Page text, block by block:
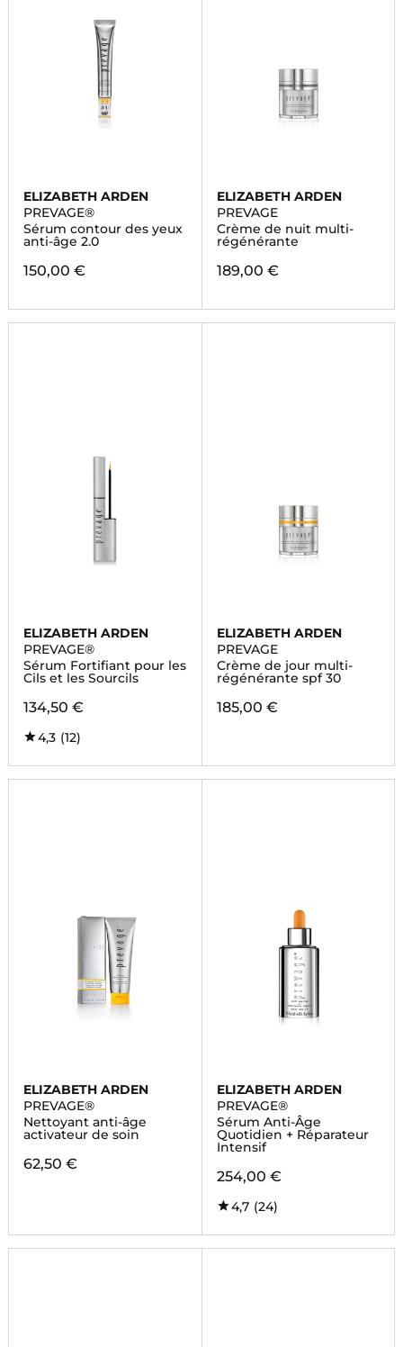
ELIZABETH ARDEN
PREVAGE®
Sérum contour des yeux
anti-âge 2.0
150,00 €
ELIZABETH ARDEN
PREVAGE
Crème de nuit multi-
régénérante
189,00 €
ELIZABETH ARDEN
PREVAGE®
Sérum Fortifiant pour les
Cils et les Sourcils
134,50 €
4,3 (12)
ELIZABETH ARDEN
PREVAGE
Crème de jour multi-
régénérante spf 30
185,00 €
ELIZABETH ARDEN
PREVAGE®
Nettoyant anti-âge
activateur de soin
62,50 €
ELIZABETH ARDEN
PREVAGE®
Sérum Anti-Âge
Quotidien + Réparateur
Intensif
254,00 €
4,7 (24)